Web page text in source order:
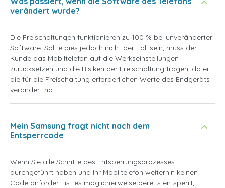
verändert wurde?
Die Freischaltungen funktionieren zu 100 % bei unveränderter
Software. Sollte dies jedoch nicht der Fall sein, muss der
Kunde das Mobiltelefon auf die Werkseinstellungen
zurücksetzen und die Risiken der Freischaltung tragen, da er
die für die Freischaltung erforderlichen Werte des Endgeräts
verändert hat.
Mein Samsung fragt nicht nach dem
Entsperrcode
Wenn Sie alle Schritte des Entsperrungsprozesses
durchgeführt haben und Ihr Mobiltelefon weiterhin keinen
Code anfordert, ist es möglicherweise bereits entsperrt,